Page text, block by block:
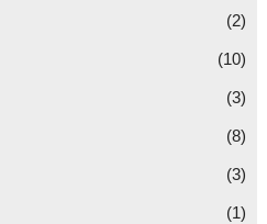
(2)
(10)
(3)
(8)
(3)
(1)